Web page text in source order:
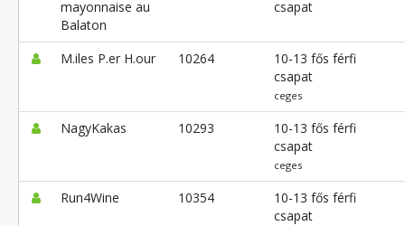
mayonnaise au
Balaton
csapat
M.iles P.er H.our 10264
10-13 fős férfi
csapat
ceges
NagyKakas 10293
10-13 fős férfi
csapat
ceges
Run4Wine 10354
10-13 fős férfi
csapat